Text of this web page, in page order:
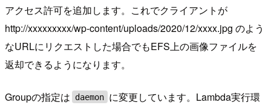
アクセス許可を追加します。これでクライアントが
http://xxxxxxxxx/wp-content/uploads/2020/12/xxxx.jpg のよう
なURLにリクエストした場合でもEFS上の画像ファイルを
返却できるようになります。
Groupの指定は daemon に変更しています。Lambda実行環